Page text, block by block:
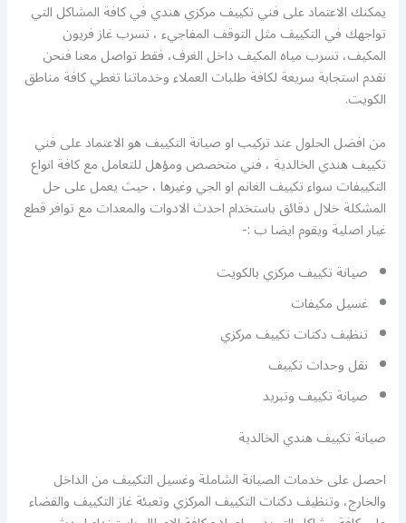
يمكنك الاعتماد على فني تكييف مركزي هندي في كافة المشاكل التي
تواجهك في التكييف مثل التوقف المفاجيء ، تسرب غاز فريون
المكيف، تسرب مياه المكيف داخل الغرف، فقط تواصل معنا فنحن
نقدم استجابة سريعة لكافة طلبات العملاء وخدماتنا تغطي كافة مناطق
الكويت.
من افضل الحلول عند تركيب او صيانة التكييف هو الاعتماد على فني
تكييف هندي الخالدية ، فني متخصص ومؤهل للتعامل مع كافة انواع
التكييفات سواء تكييف الغانم او الجي وغيرها ، حيث يعمل على حل
المشكلة خلال دقائق باستخدام احدث الادوات والمعدات مع توافر قطع
غيار اصلية ويقوم ايضا ب :-
صيانة تكييف مركزي بالكويت
غسيل مكيفات
تنظيف دكتات تكييف مركزي
نقل وحدات تكييف
صيانة تكييف وتبريد
صيانة تكييف هندي الخالدية
احصل على خدمات الصيانة الشاملة وغسيل التكييف من الداخل
والخارج، وتنظيف دكتات التكييف المركزي وتعبئة غاز التكييف والقضاء